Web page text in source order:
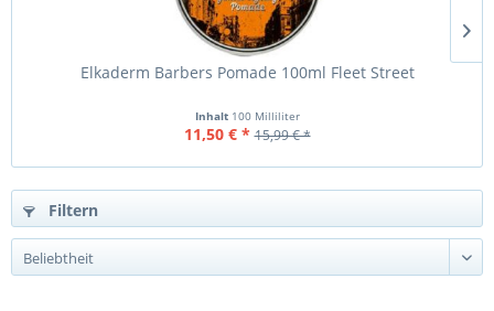
Elkaderm Barbers Pomade 100ml Fleet Street
Inhalt 100 Milliliter
11,50 € * 15,99 € *
Filtern